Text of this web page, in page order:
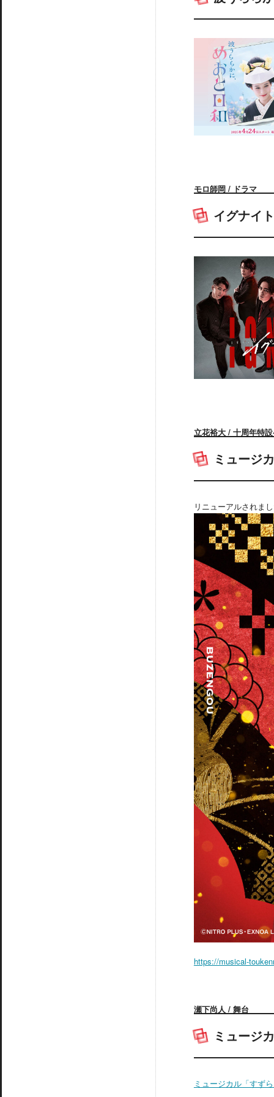
モロ師岡 / ドラマ
イグナイ
立花裕大 / 十周年特
ミュージ
リニューアルされま
https://musical-
瀬下尚人 / 舞台
ミュージ
ミュージカル「すず